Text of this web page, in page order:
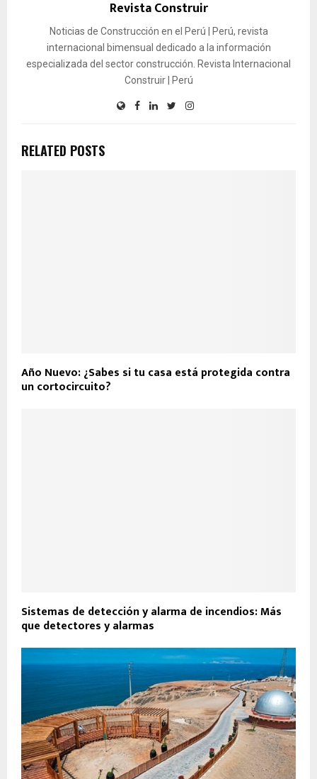
Revista Construir
Noticias de Construcción en el Perú | Perú, revista
internacional bimensual dedicado a la información
especializada del sector construcción. Revista Internacional
Construir | Perú
RELATED POSTS
Año Nuevo: ¿Sabes si tu casa está protegida contra
un cortocircuito?
Sistemas de detección y alarma de incendios: Más
que detectores y alarmas